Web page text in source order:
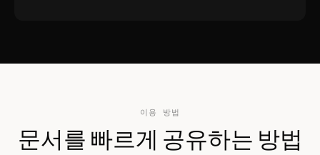
이용 방법
문서를 빠르게 공유하는 방법